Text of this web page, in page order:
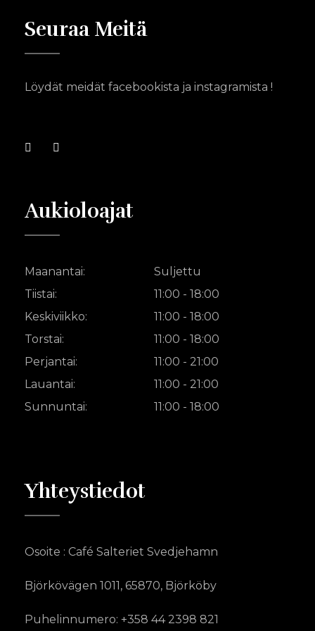
Seuraa Meitä
Löydät meidät facebookista ja instagramista !
Aukioloajat
Maanantai:
Suljettu
Tiistai:
11:00 - 18:00
Keskiviikko:
11:00 - 18:00
Torstai:
11:00 - 18:00
Perjantai:
11:00 - 21:00
Lauantai:
11:00 - 21:00
Sunnuntai:
11:00 - 18:00
Yhteystiedot
Osoite : Café Salteriet Svedjehamn
Björkövägen 1011, 65870, Björköby
Puhelinnumero: +358 44 2398 821